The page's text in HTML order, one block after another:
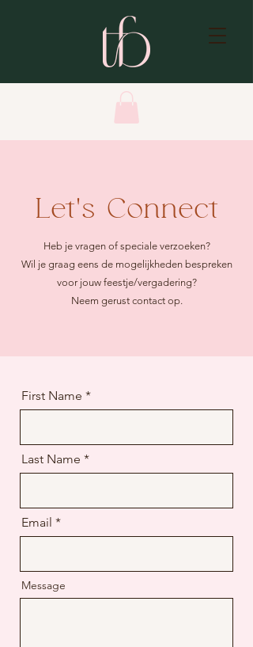
Let's Connect
Heb je vragen of speciale verzoeken?
Wil je graag eens de mogelijkheden bespreken
voor jouw feestje/vergadering?
Neem gerust contact op.
First Name
Last Name
Email
Message